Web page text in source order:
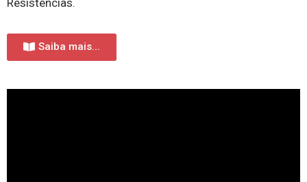
Resistências.
Saiba mais...